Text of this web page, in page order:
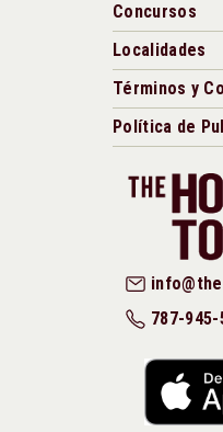
Concursos
Localidades
Términos y
Política de
787-945-